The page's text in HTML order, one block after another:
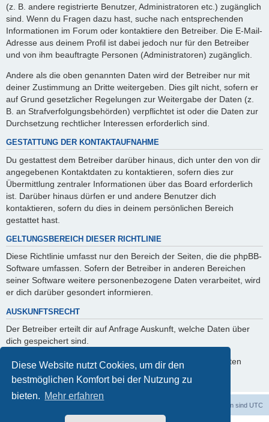
Diese Website nutzt Cookies, um dir den
bestmöglichen Komfort bei der Nutzung zu
bieten. Mehr erfahren
(z. B. andere registrierte Benutzer, Administratoren etc.) zugänglich
sind. Wenn du Fragen dazu hast, suche nach entsprechenden
Informationen im Forum oder kontaktiere den Betreiber. Die E-Mail-
Adresse aus deinem Profil ist dabei jedoch nur für den Betreiber
und von ihm beauftragte Personen (Administratoren) zugänglich.
Andere als die oben genannten Daten wird der Betreiber nur mit
deiner Zustimmung an Dritte weitergeben. Dies gilt nicht, sofern er
auf Grund gesetzlicher Regelungen zur Weitergabe der Daten (z.
B. an Strafverfolgungsbehörden) verpflichtet ist oder die Daten zur
Durchsetzung rechtlicher Interessen erforderlich sind.
GESTATTUNG DER KONTAKTAUFNAHME
Du gestattest dem Betreiber darüber hinaus, dich unter den von dir
angegebenen Kontaktdaten zu kontaktieren, sofern dies zur
Übermittlung zentraler Informationen über das Board erforderlich
ist. Darüber hinaus dürfen er und andere Benutzer dich
kontaktieren, sofern du dies in deinem persönlichen Bereich
gestattet hast.
GELTUNGSBEREICH DIESER RICHTLINIE
Diese Richtlinie umfasst nur den Bereich der Seiten, die die phpBB-
Software umfassen. Sofern der Betreiber in anderen Bereichen
seiner Software weitere personenbezogene Daten verarbeitet, wird
er dich darüber gesondert informieren.
AUSKUNFTSRECHT
Der Betreiber erteilt dir auf Anfrage Auskunft, welche Daten über
dich gespeichert sind.
Du kannst jederzeit die Löschung bzw. Sperrung deiner Daten
verlangen. Kontaktiere hierzu bitte den Betreiber.
Alle Zeiten sind UTC